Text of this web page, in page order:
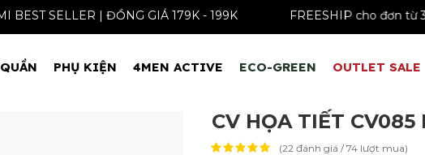
ÁO SƠ MI BEST SELLER | ĐỒNG GIÁ 179K - 199K FREESHIP
QUẦN PHỤ KIỆN 4MEN ACTIVE ECO-GREEN OUTLET SALE
CV HỌA TIẾT
(22 đánh giá / 74 lượt mua)